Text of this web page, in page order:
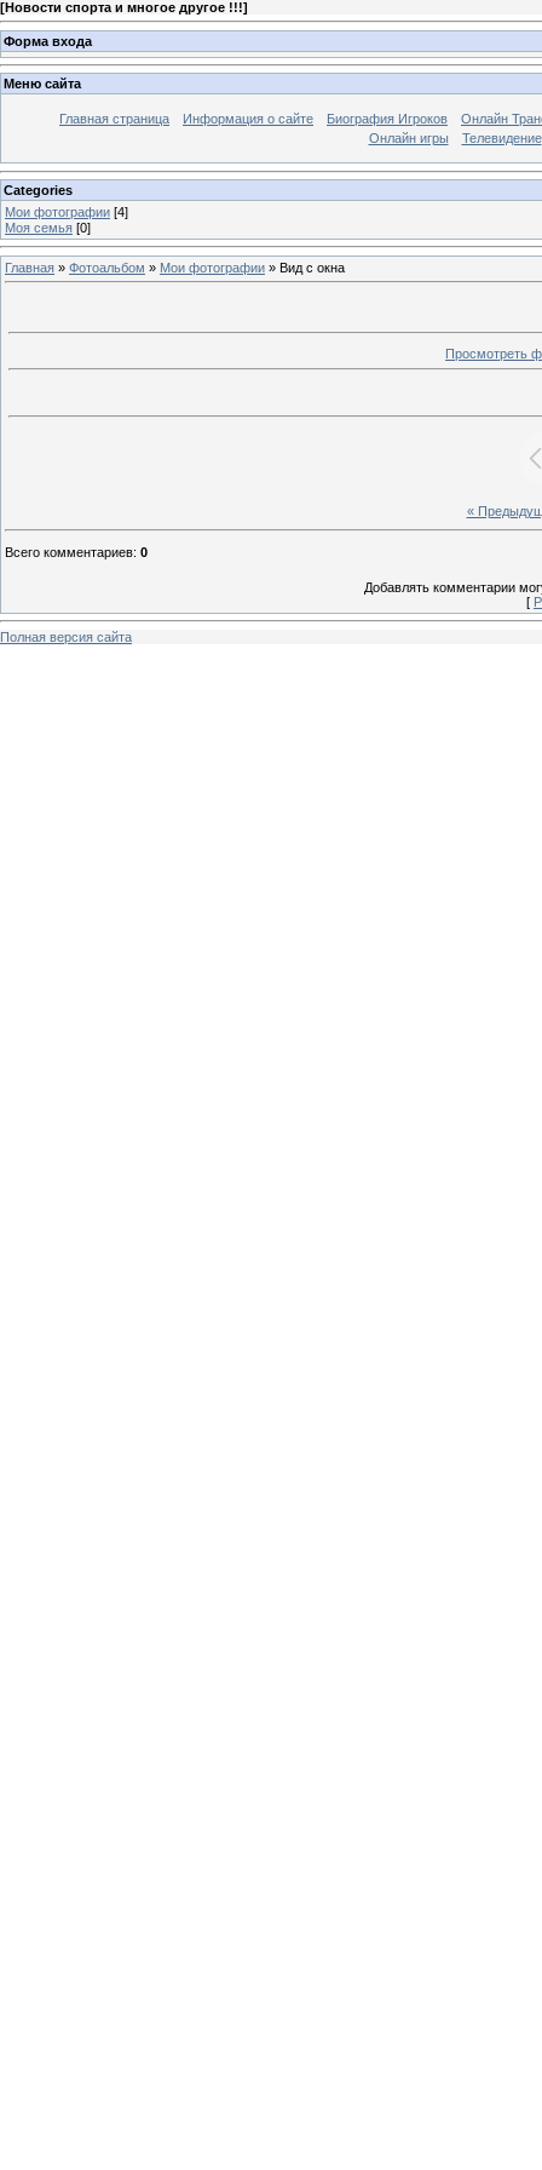
[Новости спорта и многое другое !!!]
Форма входа
Меню сайта
Главная страница Информация о сайте Биография Игроков
Онлайн
Онлайн игры
Телевидение
Categories
Мои фотографии [4]
Моя семья [0]
Главная » Фотоальбом » Мои фотографии » Вид с окна
Просмотреть
«
Всего комментариев: 0
Добавлять комментарии
[
Полная версия сайта